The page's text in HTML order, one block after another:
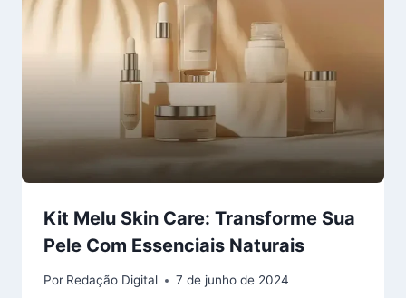
Kit Melu Skin Care: Transforme Sua
Pele Com Essenciais Naturais
Por Redação Digital 7 de junho de 2024